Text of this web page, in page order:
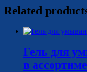
Related
Гель для
в